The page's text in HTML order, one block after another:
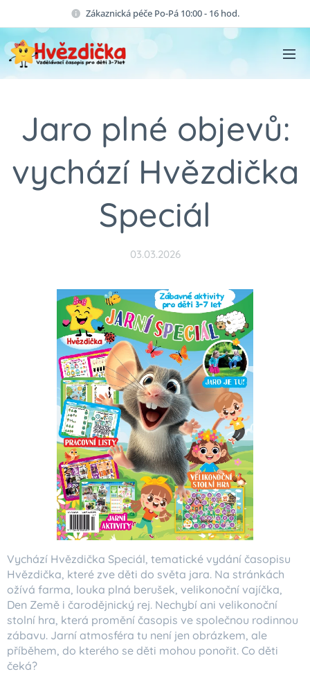
Zákaznická péče Po-Pá 10:00 - 16 hod.
Jaro plné objevů:
vychází Hvězdička
Speciál
03.03.2026
Vychází Hvězdička Speciál, tematické vydání časopisu
Hvězdička, které zve děti do světa jara. Na stránkách
ožívá farma, louka plná berušek, velikonoční vajíčka,
Den Země i čarodějnický rej. Nechybí ani velikonoční
stolní hra, která promění časopis ve společnou rodinnou
zábavu. Jarní atmosféra tu není jen obrázkem, ale
příběhem, do kterého se děti mohou ponořit. Co děti
čeká?